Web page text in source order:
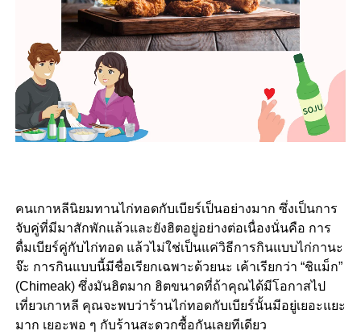
คนเกาหลีนิยมทานไก่ทอดกับเบียร์เป็นอย่างมาก ซึ่งเป็นการ
จับคู่ที่มีมาสักพักแล้วและยังฮิตอยู่อย่างต่อเนื่องนั่นคือ การ
ดื่มเบียร์คู่กับไก่ทอด แล้วไม่ใช่เป็นแค่วิธีการกินแบบไก่กานะ
จ๊ะ การกินแบบนี้มีชื่อเรียกเฉพาะด้วยนะ เค้าเรียกว่า “ชิแม็ก”
(Chimeak) ซึ่งมันฮิตมาก ฮิตขนาดที่ถ้าคุณได้มีโอกาสไป
เที่ยวเกาหลี คุณจะพบว่าร้านไก่ทอดกับเบียร์นั้นมีอยู่เยอะแยะ
มาก เยอะพอ ๆ กับร้านสะดวกซื้อกันเลยทีเดียว